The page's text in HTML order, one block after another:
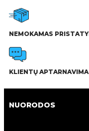
NEMOKAMAS
KLIENTŲ
NUORODOS